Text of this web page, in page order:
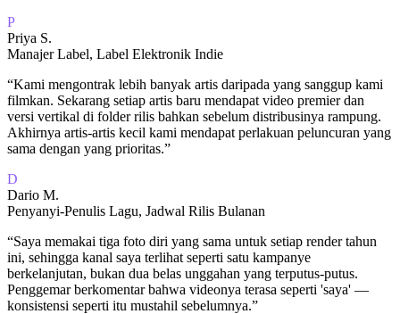
P
Priya S.
Manajer Label, Label Elektronik Indie
“Kami mengontrak lebih banyak artis daripada yang sanggup kami
filmkan. Sekarang setiap artis baru mendapat video premier dan
versi vertikal di folder rilis bahkan sebelum distribusinya rampung.
Akhirnya artis-artis kecil kami mendapat perlakuan peluncuran yang
sama dengan yang prioritas.”
D
Dario M.
Penyanyi-Penulis Lagu, Jadwal Rilis Bulanan
“Saya memakai tiga foto diri yang sama untuk setiap render tahun
ini, sehingga kanal saya terlihat seperti satu kampanye
berkelanjutan, bukan dua belas unggahan yang terputus-putus.
Penggemar berkomentar bahwa videonya terasa seperti 'saya' —
konsistensi seperti itu mustahil sebelumnya.”